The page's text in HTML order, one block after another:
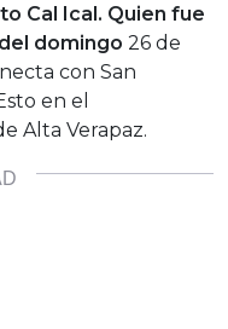
Cal Ical. Quien fue
domingo 26 de
con San
en el
Alta Verapaz.